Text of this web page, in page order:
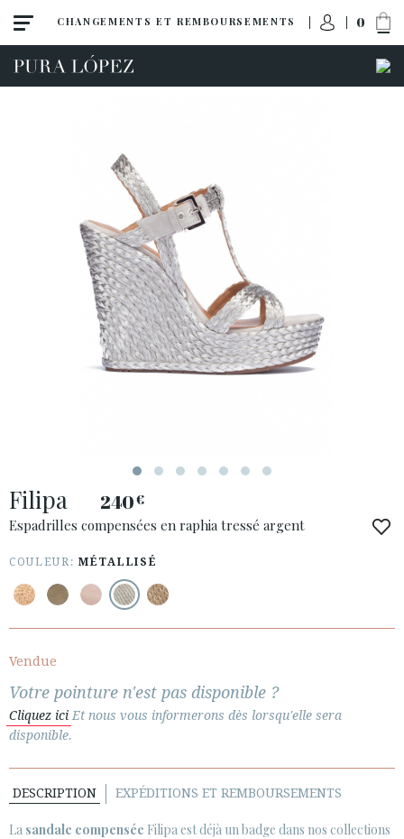
CHANGEMENTS ET REMBOURSEMENTS 0
Escarpins
Talon haut
ACCÈS À MA COMMANDE
· POLITIQUE DE CONFIDENTIALITÉ
· TERMES ET CONDITIONS
· INFORMATION LÉGALE
     
Filipa 240€
Espadrilles compensées en raphia tressé argent
COULEUR:MÉTALLISÉ
Vendue
Votre pointure n'est pas disponible ?
Cliquez ici Et nous vous informerons dès lorsqu'elle sera
disponible.
DESCRIPTION EXPÉDITIONS ET REMBOURSEMENTS
La sandale compensée Filipa est déjà un badge dans nos collections